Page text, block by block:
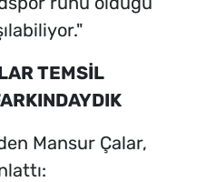
TEMSİL
Mansur Çalar,